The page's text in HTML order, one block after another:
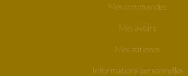
Mes commandes
Mes avoirs
Mes adresses
Informations personnelles